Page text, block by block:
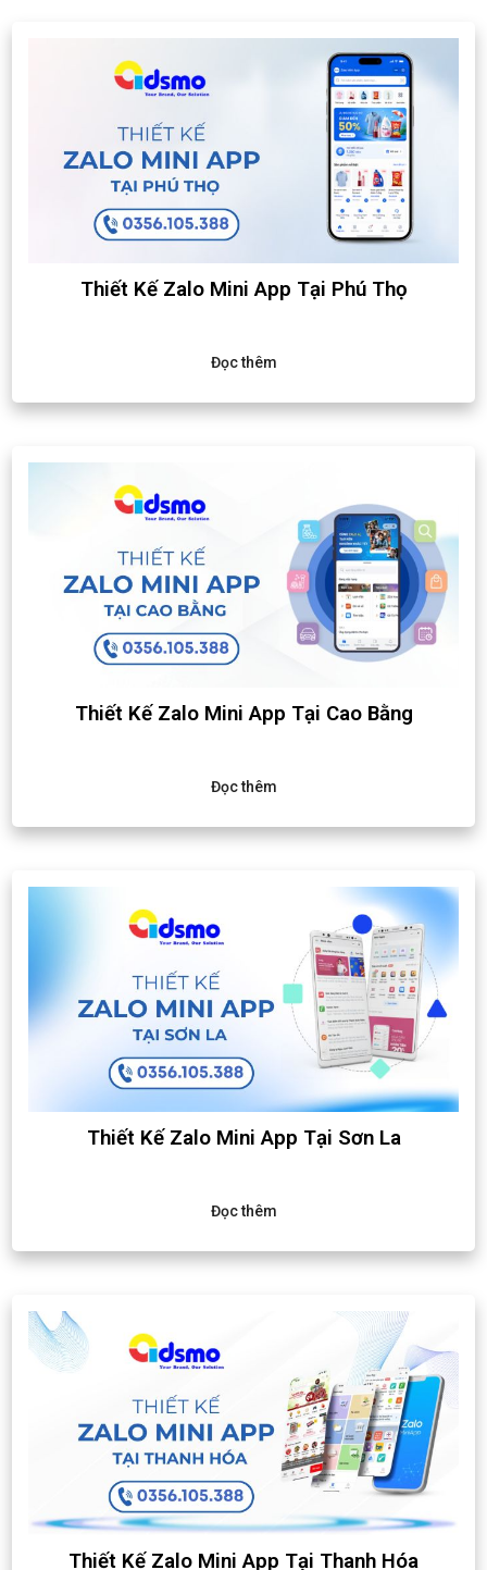
Thiết Kế Zalo Mini App Tại Phú Thọ
Đọc thêm
Thiết Kế Zalo Mini App Tại Cao Bằng
Đọc thêm
Thiết Kế Zalo Mini App Tại Sơn La
Đọc thêm
Thiết Kế Zalo Mini App Tại Thanh Hóa